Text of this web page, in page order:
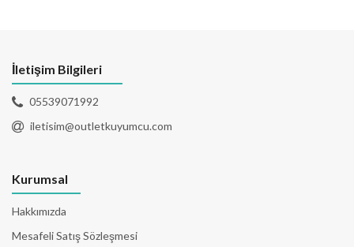
İletişim Bilgileri
05539071992
iletisim@outletkuyumcu.com
Kurumsal
Hakkımızda
Mesafeli Satış Sözleşmesi